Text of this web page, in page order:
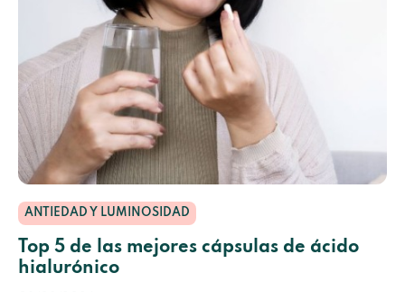
ANTIEDAD Y LUMINOSIDAD
Top 5 de las mejores cápsulas de ácido
hialurónico